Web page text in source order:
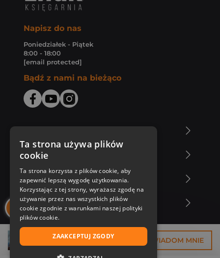
33,75 zł POWIADOM MNIE
Napisz do nas
Poniedziałek - Piątek
8:00 - 18:00
[email protected]
Bądź z nami na bieżąco
Zakupy u nas
Nasza oferta
Nasi autorzy
Ta strona używa plików
cookie
Ta strona korzysta z plików cookie, aby
zapewnić lepszą wygodę użytkowania.
Korzystając z tej strony, wyrażasz zgodę na
używanie przez nas wszystkich plików
cookie zgodnie z warunkami naszej polityki
plików cookie.
ZAAKCEPTUJ ZGODY